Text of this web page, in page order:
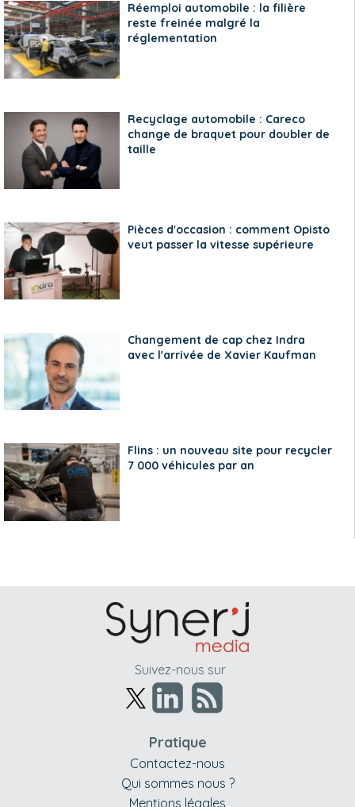
Réemploi automobile : la filière
reste freinée malgré la
réglementation
Recyclage automobile : Careco
change de braquet pour doubler de
taille
Pièces d'occasion : comment Opisto
veut passer la vitesse supérieure
Changement de cap chez Indra
avec l'arrivée de Xavier Kaufman
Flins : un nouveau site pour recycler
7 000 véhicules par an
Suivez-nous sur
Pratique
Contactez-nous
Qui sommes nous ?
Mentions légales